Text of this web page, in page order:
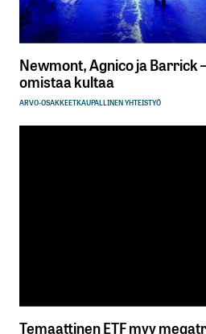
Newmont, Agnico ja Barrick
omistaa kultaa
ARVO-OSAKKEETKAUPALLINEN YHTEISTYÖ
Temaattinen ETF myy